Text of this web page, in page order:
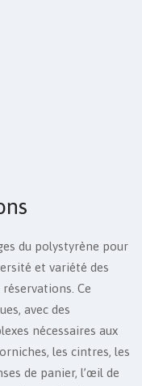
du polystyrène pour
et variété des
Ce
avec des
nécessaires aux
les cintres, les
de panier, l’œil de